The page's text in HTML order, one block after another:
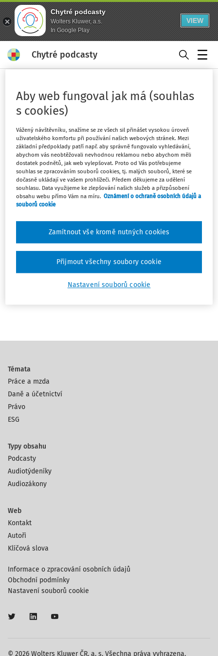
Chytré podcasty
Wolters Kluwer, a.s.
In Google Play
VIEW
Chytré podcasty
žebřík - strana 1
Sledovat klíčové slovo
Filtr
Počet vyhledaných dokumentů:1
Řadit podle: Nejnovější Nejstarší
Smrtelné pády ze žebříku, a jak jim
Ing. Jiří Vala Ph.D.
Vydáno:
Délka:
Témata
Práce a mzda
Daně a účetnictví
Právo
ESG
Typy obsahu
Podcasty
Audiotýdeníky
Audiozákony
Web
Kontakt
Autoři
Klíčová slova
© 2026 Wolters Kluwer ČR, a. s. Všechna práva vyhrazena.
Informace o zpracování osobních údajů
Obchodní podmínky
Nastavení souborů cookie
Aby web fungoval jak má (souhlas
s cookies)
Vážený návštěvníku, snažíme se ze všech sil přinášet vysokou úroveň
uživatelského komfortu při používání našich webových stránek. Mezi
základní předpoklady patří např. aby správně fungovalo vyhledávání,
abychom vás neobtěžovali nevhodnou reklamou nebo abychom měli
dostatek podnětů, jak web vylepšovat. Proto od Vás potřebujeme
souhlas se zpracováním souborů cookies, tj. malých souborů, které se
dočasně ukládají ve vašem prohlížeči. Předem děkujeme za udělení
souhlasu. Data využijeme ke zlepšování našich služeb a přizpůsobení
obsahu webu přímo Vám na míru. Oznámení o ochraně osobních údajů a
souborů cookie
Nastavení souborů cookie
Zamítnout vše kromě nutných cookies
Přijmout všechny soubory cookie